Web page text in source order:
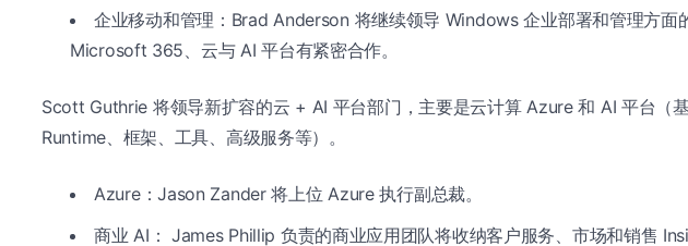
企业移动和管理：Brad Anderson 将继续领导 Windows 企业部署和管理方面
Microsoft 365、云与 AI 平台有紧密合作。
Scott Guthrie 将领导新扩容的云 + AI 平台部门，主要是云计算 Azure 和 AI 平台（基
Runtime、框架、工具、高级服务等）。
Azure：Jason Zander 将上位 Azure 执行副总裁。
商业 AI： James Phillip 负责的商业应用团队将收纳客户服务、市场和销售